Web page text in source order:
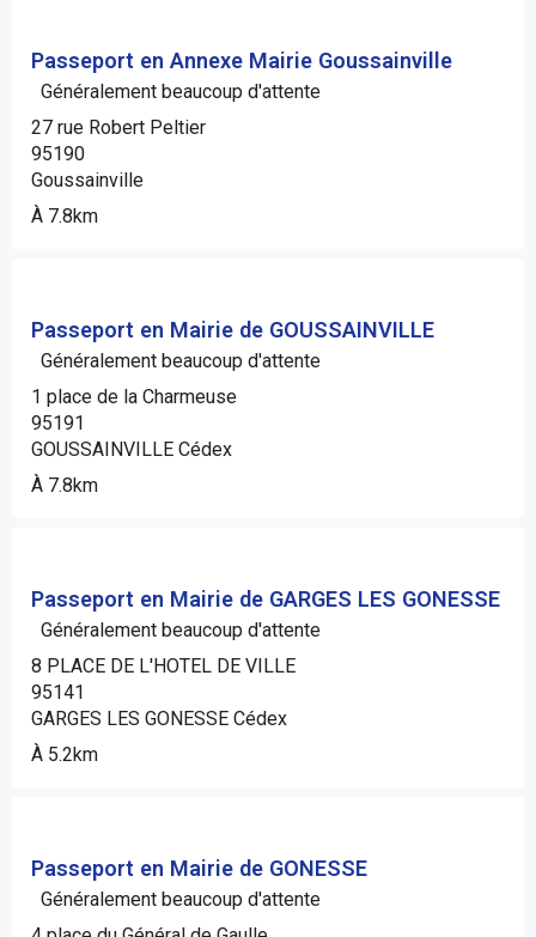
Passeport en Annexe Mairie Goussainville
Généralement beaucoup d'attente
27 rue Robert Peltier
95190
Goussainville
À 7.8km
Passeport en Mairie de GOUSSAINVILLE
Généralement beaucoup d'attente
1 place de la Charmeuse
95191
GOUSSAINVILLE Cédex
À 7.8km
Passeport en Mairie de GARGES LES GONESSE
Généralement beaucoup d'attente
8 PLACE DE L'HOTEL DE VILLE
95141
GARGES LES GONESSE Cédex
À 5.2km
Passeport en Mairie de GONESSE
Généralement beaucoup d'attente